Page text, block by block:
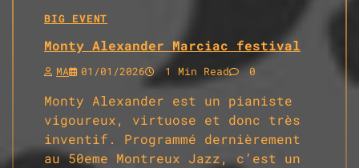
BIG EVENT
Monty Alexander Marciac festival
MA 01/01/2026 1 Min Read 0
Monty Alexander est un pianiste
vigoureux, virtuose et donc très
inventif. Programmé dernièrement
au 50eme Montreux Jazz, c’est un